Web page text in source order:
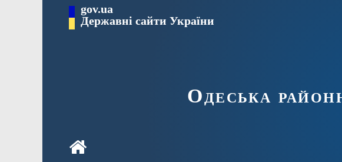
Перейти gov.ua
Державні сайти України
Одеська